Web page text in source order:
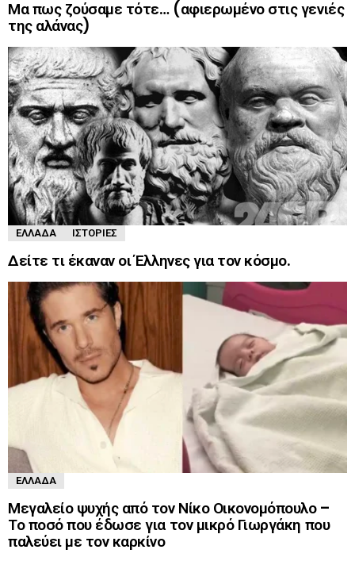
Μα πως ζούσαμε τότε… (αφιερωμένο στις γενιές
της αλάνας)
ΕΛΛΆΔΑ ΙΣΤΟΡΊΕΣ
Δείτε τι έκαναν οι Έλληνες για τον κόσμο.
ΕΛΛΆΔΑ
Μεγαλείο ψυχής από τον Νίκο Οικονομόπουλο –
Το ποσό που έδωσε για τον μικρό Γιωργάκη που
παλεύει με τον καρκίνο